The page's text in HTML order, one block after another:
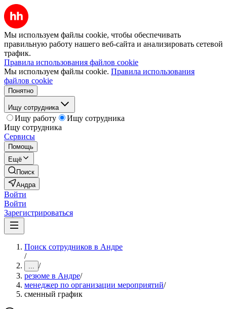
Мы используем файлы cookie, чтобы обеспечивать
правильную работу нашего веб-сайта и анализировать сетевой
трафик.
Правила использования файлов cookie
Мы используем файлы cookie. Правила использования
файлов cookie
Понятно
Ищу сотрудника
Ищу работу
Ищу сотрудника
Ищу сотрудника
Сервисы
Помощь
Ещё
Поиск
Андра
Войти
Войти
Зарегистрироваться
Поиск сотрудников в Андре
/
... /
резюме в Андре/
менеджер по организации мероприятий/
сменный график